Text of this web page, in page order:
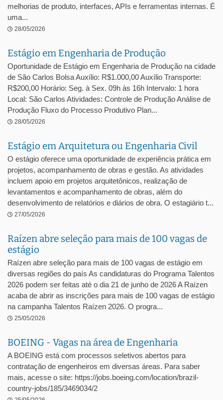
melhorias de produto, interfaces, APIs e ferramentas internas. É
uma...
28/05/2026
Estágio em Engenharia de Produção
Oportunidade de Estágio em Engenharia de Produção na cidade
de São Carlos Bolsa Auxílio: R$1.000,00 Auxílio Transporte:
R$200,00 Horário: Seg. à Sex. 09h às 16h Intervalo: 1 hora
Local: São Carlos Atividades: Controle de Produção Análise de
Produção Fluxo do Processo Produtivo Plan...
28/05/2026
Estágio em Arquitetura ou Engenharia Civil
O estágio oferece uma oportunidade de experiência prática em
projetos, acompanhamento de obras e gestão. As atividades
incluem apoio em projetos arquitetônicos, realização de
levantamentos e acompanhamento de obras, além do
desenvolvimento de relatórios e diários de obra. O estagiário t...
27/05/2026
Raízen abre seleção para mais de 100 vagas de
estágio
Raízen abre seleção para mais de 100 vagas de estágio em
diversas regiões do país As candidaturas do Programa Talentos
2026 podem ser feitas até o dia 21 de junho de 2026 A Raízen
acaba de abrir as inscrições para mais de 100 vagas de estágio
na campanha Talentos Raízen 2026. O progra...
25/05/2026
BOEING - Vagas na área de Engenharia
A BOEING está com processos seletivos abertos para
contratação de engenheiros em diversas áreas. Para saber
mais, acesse o site: https://jobs.boeing.com/location/brazil-
country-jobs/185/3469034/2